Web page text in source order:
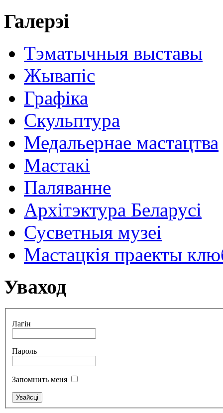
Галерэі
Тэматычныя выставы
Жывапіс
Графіка
Скульптура
Медальернае мастацтва
Мастакі
Паляванне
Архітэктура Беларусі
Сусветныя музеі
Мастацкія праекты
Уваход
Лагін
Пароль
Запомнить меня